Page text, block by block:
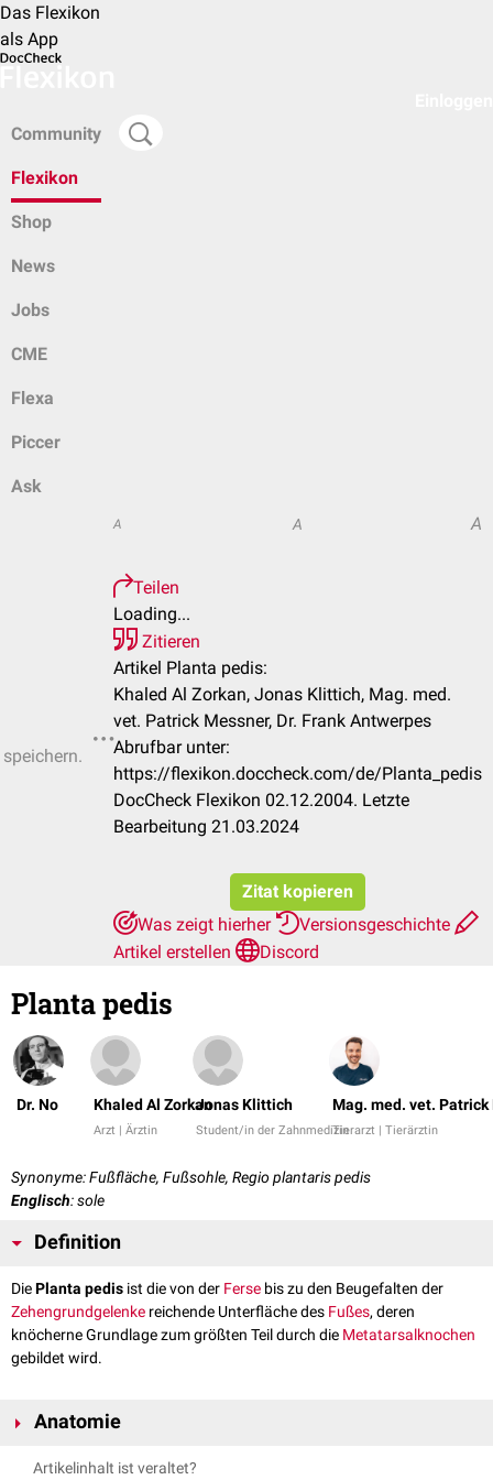
Das Flexikon
als App
Community
Flexikon
Shop
News
Jobs
CME
Flexa
Piccer
Ask
A A A
Teilen
Loading...
Zitieren
Artikel Planta pedis:
Khaled Al Zorkan, Jonas Klittich, Mag. med.
vet. Patrick Messner, Dr. Frank Antwerpes
Abrufbar unter:
https://flexikon.doccheck.com/de/Planta_pedis
DocCheck Flexikon 02.12.2004. Letzte
Bearbeitung 21.03.2024
Zitat kopieren
Was zeigt hierher
Versionsgeschichte
Artikel erstellen
Discord
Planta pedis
Dr. No Khaled Al Zorkan
Arzt | Ärztin
Jonas Klittich
Student/in der Zahnmedizin
Mag. med. vet. Patrick
Tierarzt | Tierärztin
Synonyme: Fußfläche, Fußsohle, Regio plantaris pedis
Englisch: sole
Definition
DiePlanta pedis ist die von der Ferse bis zu den Beugefalten der
Zehengrundgelenke reichende Unterfläche des Fußes, deren
knöcherne Grundlage zum größten Teil durch die Metatarsalknochen
gebildet wird.
Anatomie
ReliefArtikelinhalt ist veraltet?